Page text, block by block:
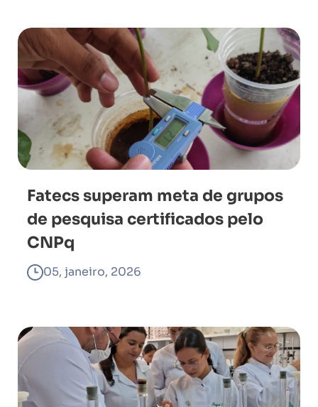
Fatecs superam meta de grupos
de pesquisa certificados pelo
CNPq
05, janeiro, 2026